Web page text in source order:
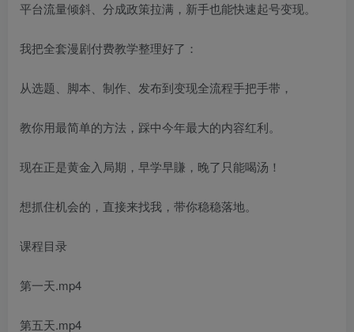
平台流量倾斜、分成政策拉满，新手也能快速起号变现。
我把全套漫剧付费教学整理好了：
从选题、脚本、制作、发布到变现全流程手把手带，
教你用最简单的方法，踩中今年最大的内容红利。
现在正是黄金入局期，早学早賺，晚了只能喝汤！
想抓住机会的，直接来找我，带你稳稳落地。
课程目录
第一天.mp4
第五天.mp4